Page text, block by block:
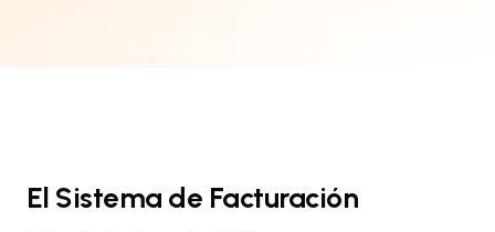
El Sistema de Facturación